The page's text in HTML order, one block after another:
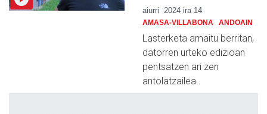
aiurri 2024 ira 14
AMASA-VILLABONA ANDOAIN
Lasterketa amaitu berritan,
datorren urteko edizioan
pentsatzen ari zen
antolatzailea.